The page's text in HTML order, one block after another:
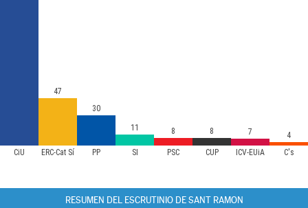
CiU ERC-Cat Sí PP SI PSC CUP ICV-EUiA C's
47
30
11
8 8 7 4
RESUMEN DEL ESCRUTINIO DE SANT RAMON